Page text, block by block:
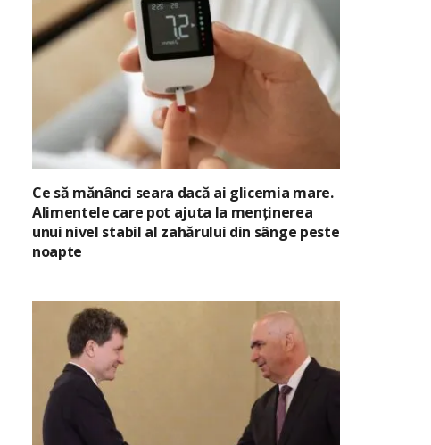
Ce să mănânci seara dacă ai glicemia mare.
Alimentele care pot ajuta la menținerea
unui nivel stabil al zahărului din sânge peste
noapte